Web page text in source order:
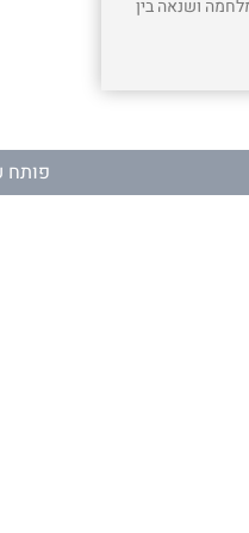
מלחמה ושנאה בין
פותח